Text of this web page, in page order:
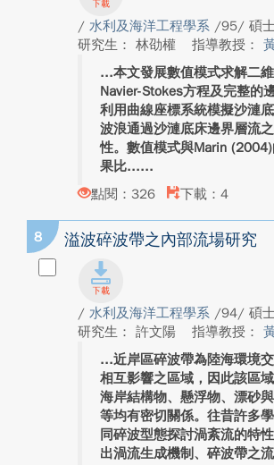
/ 水利及海洋工程學系 /95/ 碩
研究生： 林劭權
指導教授：
本文發展數值模式求解二
Navier-Stokes方程及完整的
利用曲線座標系統模擬沙漣
波浪通過沙漣底床邊界層流
性。數值模式與Marin
果比...
點閱：326
下載：4
8 溢波碎波帶之內部流場研究
/ 水利及海洋工程學系 /94/ 碩
研究生： 許文陽
指導教授：
近岸區碎波帶為陸海環境交
相互影響之區域，因此該區
海岸結構物、懸浮物、漂砂
等均有密切關係。往昔許多
同碎波型態探討渦紊流的特
出渦流生成機制、碎波帶之